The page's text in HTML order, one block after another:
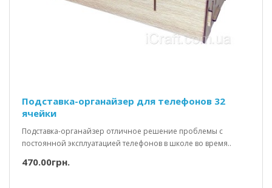
Подставка-органайзер для телефонов 32
ячейки
Подставка-органайзер отличное решение проблемы с
постоянной эксплуатацией телефонов в школе во время..
470.00грн.